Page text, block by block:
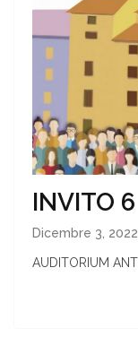
INVITO
Dicembre 3, 2022
AUDITORIUM